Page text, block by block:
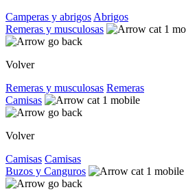
Camperas y abrigos Abrigos
Remeras y musculosas
Volver
Remeras y musculosas Remeras
Camisas
Volver
Camisas Camisas
Buzos y Canguros